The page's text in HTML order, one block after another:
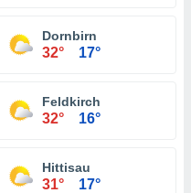
Dornbirn
32° 17°
Feldkirch
32° 16°
Hittisau
31° 17°